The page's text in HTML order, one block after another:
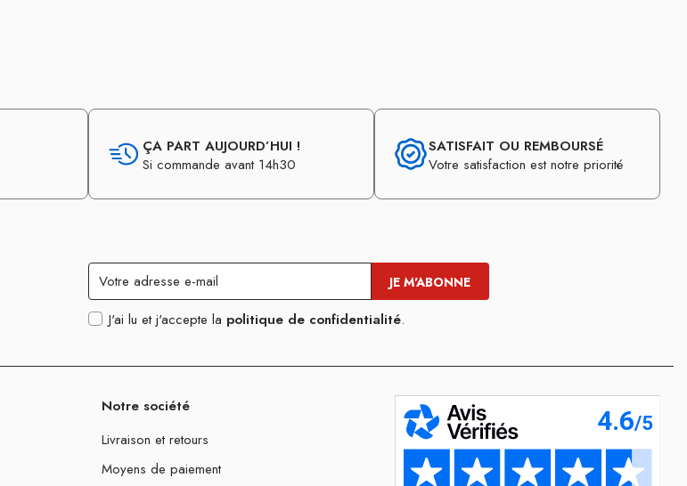
ÇA PART AUJOURD’HUI !
Si commande avant 14h30
SATISFAIT OU REMBOURSÉ
Votre satisfaction est notre priorité
J'ai lu et j'accepte la politique de confidentialité.
Notre société
Livraison et retours
Moyens de paiement